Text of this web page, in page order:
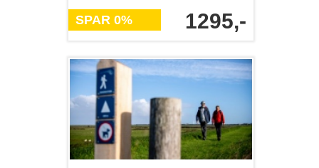
SPAR 0% 1295,-